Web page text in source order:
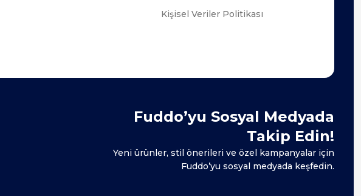
Kişisel Veriler Politikası
Fuddo’yu Sosyal Medyada
Takip Edin!
Yeni ürünler, stil önerileri ve özel kampanyalar için
Fuddo’yu sosyal medyada keşfedin.